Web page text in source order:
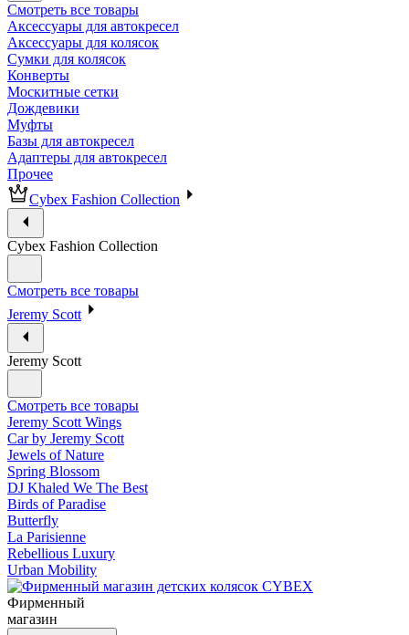
Смотреть все товары
Аксессуары для автокресел
Аксессуары для колясок
Сумки для колясок
Конверты
Москитные сетки
Дождевики
Муфты
Базы для автокресел
Адаптеры для автокресел
Прочее
Cybex Fashion Collection
Cybex Fashion Collection
Смотреть все товары
Jeremy Scott
Jeremy Scott
Смотреть все товары
Jeremy Scott Wings
Car by Jeremy Scott
Jewels of Nature
Spring Blossom
DJ Khaled We The Best
Birds of Paradise
Butterfly
La Parisienne
Rebellious Luxury
Urban Mobility
Фирменный
магазин